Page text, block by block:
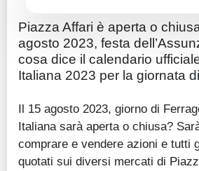
Piazza Affari è aperta o
agosto 2023, festa
cosa dice il calendario
Italiana 2023 per la giornata
Il 15 agosto 2023, giorno di
Italiana sarà aperta o chiusa?
comprare e vendere azioni e tutti
quotati sui diversi mercati di